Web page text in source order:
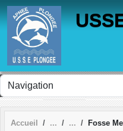
Accueil Fosse
Panneau de gestion des